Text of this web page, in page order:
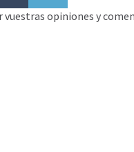
vuestras opiniones y